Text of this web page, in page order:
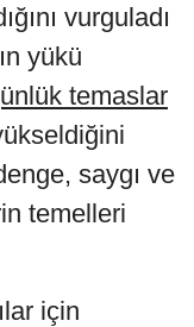
vurguladı
yükü
temaslar
saygı ve
temelleri
için